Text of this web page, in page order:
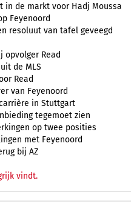
in de markt voor Hadj Moussa
Feyenoord
resoluut van tafel geveegd
opvolger Read
de MLS
Read
van Feyenoord
in Stuttgart
tegemoet zien
op twee posities
met Feyenoord
bij AZ
vindt.